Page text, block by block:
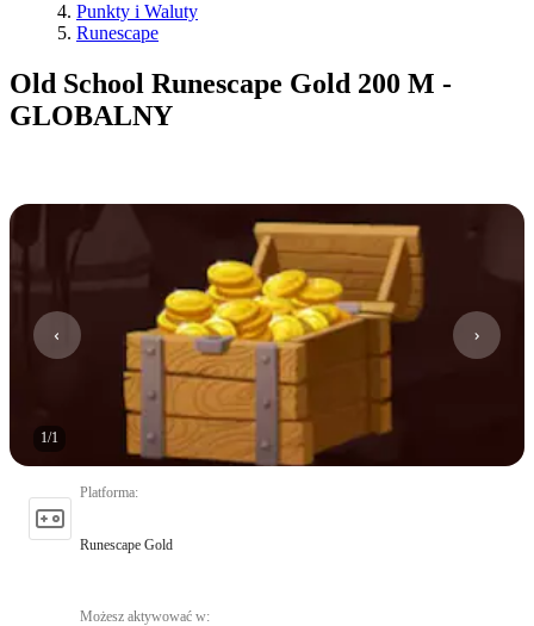
Punkty i Waluty
Runescape
Old School Runescape Gold 200 M -
GLOBALNY
1/1
Platforma:
Runescape Gold
Możesz aktywować w: